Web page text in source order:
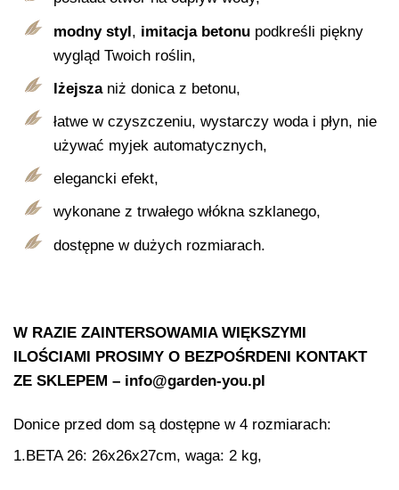
modny styl, imitacja betonu podkreśli piękny
wygląd Twoich roślin,
lżejszaniż donica z betonu,
łatwe w czyszczeniu, wystarczy woda i płyn, nie
używać myjek automatycznych,
elegancki efekt,
wykonane z trwałego włókna szklanego,
dostępne w dużych rozmiarach.
W RAZIE ZAINTERSOWAMIA WIĘKSZYMI
ILOŚCIAMI PROSIMY O BEZPOŚRDENI KONTAKT
ZE SKLEPEM – info@garden-you.pl
Donice przed dom są dostępne w 4 rozmiarach:
1.BETA 26: 26x26x27cm, waga: 2 kg,